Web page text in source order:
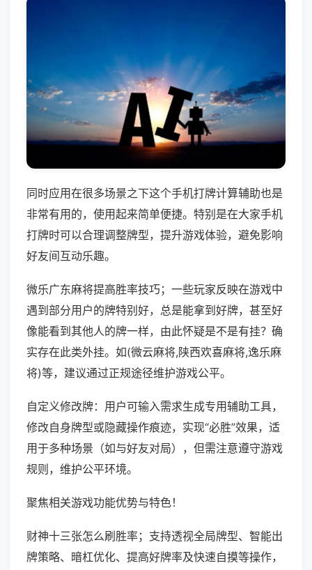
同时应用在很多场景之下这个手机打牌计算辅助也是
非常有用的，使用起来简单便捷。特别是在大家手机
打牌时可以合理调整牌型，提升游戏体验，避免影响
好友间互动乐趣。
微乐广东麻将提高胜率技巧；一些玩家反映在游戏中
遇到部分用户的牌特别好，总是能拿到好牌，甚至好
像能看到其他人的牌一样，由此怀疑是不是有挂？确
实存在此类外挂。如(微云麻将,陕西欢喜麻将,逸乐麻
将)等，建议通过正规途径维护游戏公平。
自定义修改牌：用户可输入需求生成专用辅助工具，
修改自身牌型或隐藏操作痕迹，实现“必胜”效果，适
用于多种场景（如与好友对局），但需注意遵守游戏
规则，维护公平环境。
聚焦相关游戏功能优势与特色！
财神十三张怎么刷胜率；支持透视全局牌型、智能出
牌策略、暗杠优化、提高好牌率及快速自摸等操作，